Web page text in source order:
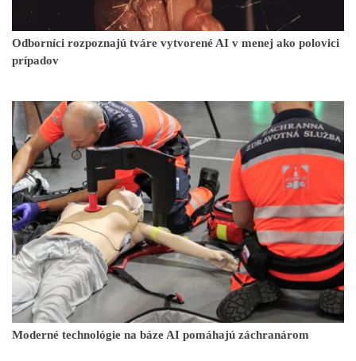
Odborníci rozpoznajú tváre vytvorené AI v menej ako polovici
prípadov
Moderné technológie na báze AI pomáhajú záchranárom